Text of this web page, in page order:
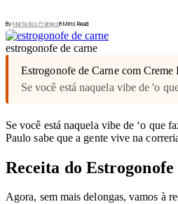
ByMarta dos Frangos8 Mins Read
estrogonofe de carne
Estrogonofe de Carne com
Se você está naquela vibe de 'o
Se você está naquela vibe de ‘o que
Paulo sabe que a gente vive na
Receita do Estrogonofe
Agora, sem mais delongas, vamos à